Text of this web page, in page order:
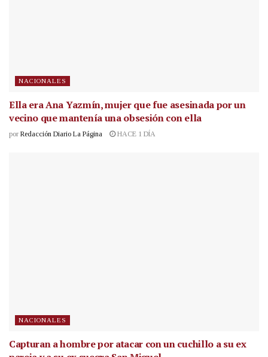
NACIONALES
Ella era Ana Yazmín, mujer que fue asesinada por un
vecino que mantenía una obsesión con ella
por Redacción Diario La Página HACE 1 DÍA
NACIONALES
Capturan a hombre por atacar con un cuchillo a su ex